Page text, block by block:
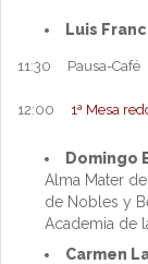
Luis
11:30 Pausa-Café
12:00 1ª Mesa
Domingo
Alma Mater
de Nobles y
Academia de
Carmen